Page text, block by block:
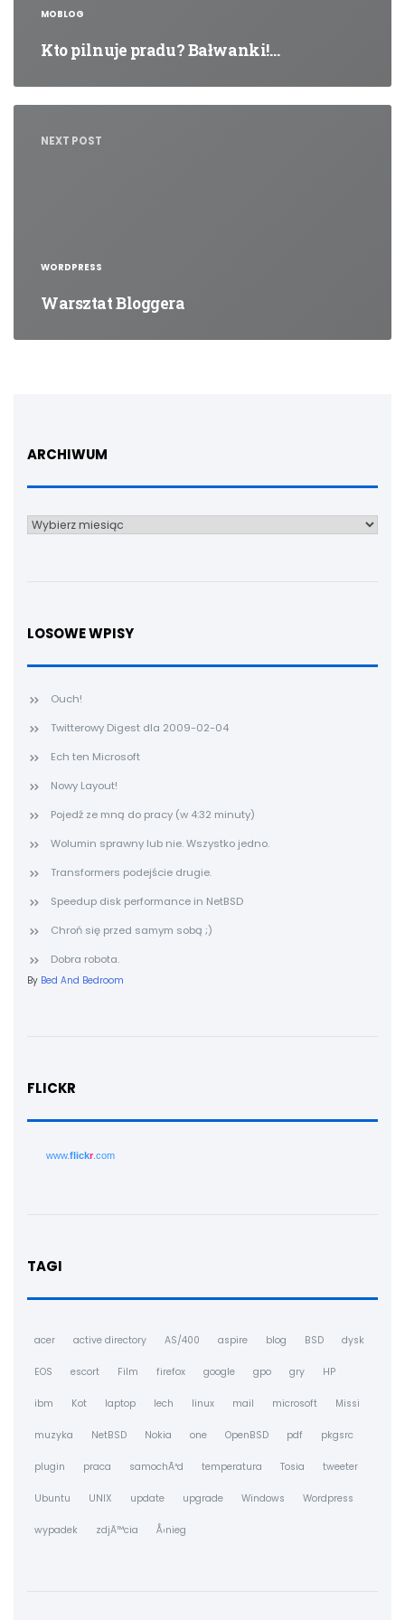
MOBLOG
Kto pilnuje pradu? Bałwanki!…
NEXT POST
WORDPRESS
Warsztat Bloggera
ARCHIWUM
Archiwum
LOSOWE WPISY
Ouch!
Twitterowy Digest dla 2009-02-04
Ech ten Microsoft
Nowy Layout!
Pojedź ze mną do pracy (w 4:32 minuty)
Wolumin sprawny lub nie. Wszystko jedno.
Transformers podejście drugie.
Speedup disk performance in NetBSD
Chroń się przed samym sobą ;)
Dobra robota.
By Bed And Bedroom
FLICKR
www.flickr.com
TAGI
acer active directory AS/400 aspire blog BSD dysk
EOS escort Film firefox google gpo gry HP
ibm Kot laptop lech linux mail microsoft Missi
muzyka NetBSD Nokia one OpenBSD pdf pkgsrc
plugin praca samochÃ³d temperatura Tosia tweeter
Ubuntu UNIX update upgrade Windows Wordpress
wypadek zdjÄ™cia Å›nieg